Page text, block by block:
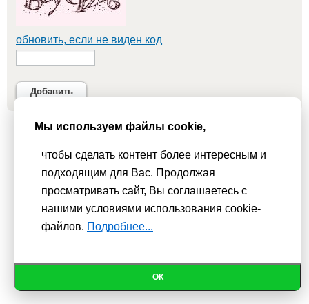
обновить, если не виден код
Добавить
Вас это не устраивает, пожалуйста, покиньте сайт.Политика
конфиденциальности
При использовании материалов активная гиперссылка на
Сhudesenka.ru обязательна. © 2010 - 2026
Мы используем файлы cookie,
чтобы сделать контент более интересным и
подходящим для Вас. Продолжая
просматривать сайт, Вы соглашаетесь с
нашими условиями использования cookie-
файлов. Подробнее...
ОК